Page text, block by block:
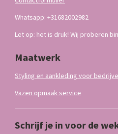
Whatsapp: +31682002982
Let op: het is druk! Wij proberen
Maatwerk
Styling en aankleding voor
Vazen opmaak service
Schrijf je in voor de